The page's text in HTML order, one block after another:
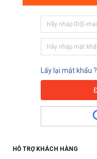
Lấy lại mật khẩu ?
HỖ TRỢ KHÁCH HÀNG